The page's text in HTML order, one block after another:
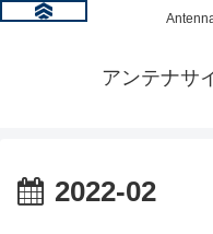
アンテナサ
2022-02